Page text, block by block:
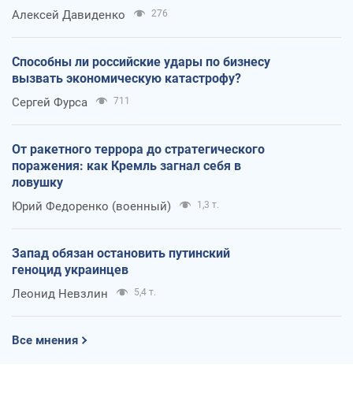
Алексей Давиденко 276
Способны ли российские удары по бизнесу
вызвать экономическую катастрофу?
Сергей Фурса 711
От ракетного террора до стратегического
поражения: как Кремль загнал себя в
ловушку
Юрий Федоренко (военный) 1,3 т.
Запад обязан остановить путинский
геноцид украинцев
Леонид Невзлин 5,4 т.
Все мнения